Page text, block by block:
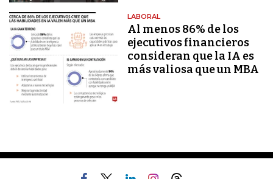
LABORAL
Al menos 86% de los
ejecutivos financieros
consideran que la IA es
más valiosa que un MBA